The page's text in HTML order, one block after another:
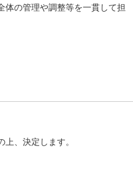
体の管理や調整等を一貫して担
、決定します。